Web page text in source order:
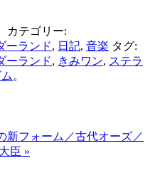
カテゴリー:
ーランド, 日記, 音楽 タグ:
ーランド, きみワン, ステラ
。
新フォーム／古代オーズ／
臣 »